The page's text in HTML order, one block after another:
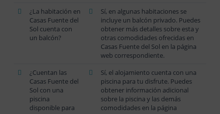
¿La habitación en
Casas Fuente del
Sol cuenta con
un balcón?
Sí, en algunas habitaciones se
incluye un balcón privado. Puedes
obtener más detalles sobre esta y
otras comodidades ofrecidas en
Casas Fuente del Sol en la página
web correspondiente.
¿Cuentan las
Casas Fuente del
Sol con una
piscina
disponible para
Sí, el alojamiento cuenta con una
piscina para tu disfrute. Puedes
obtener información adicional
sobre la piscina y las demás
comodidades en la página